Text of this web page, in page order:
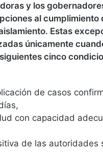
y los
al cumplimiento
Estas
únicamente
cinco
de casos
con capacidad
de las autoridades